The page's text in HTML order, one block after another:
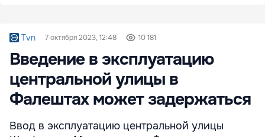
Tvn 7 октября 2023, 12:48 10 181
Введение в эксплуатацию
центральной улицы в
Фалештах может задержаться
Ввод в эксплуатацию центральной улицы